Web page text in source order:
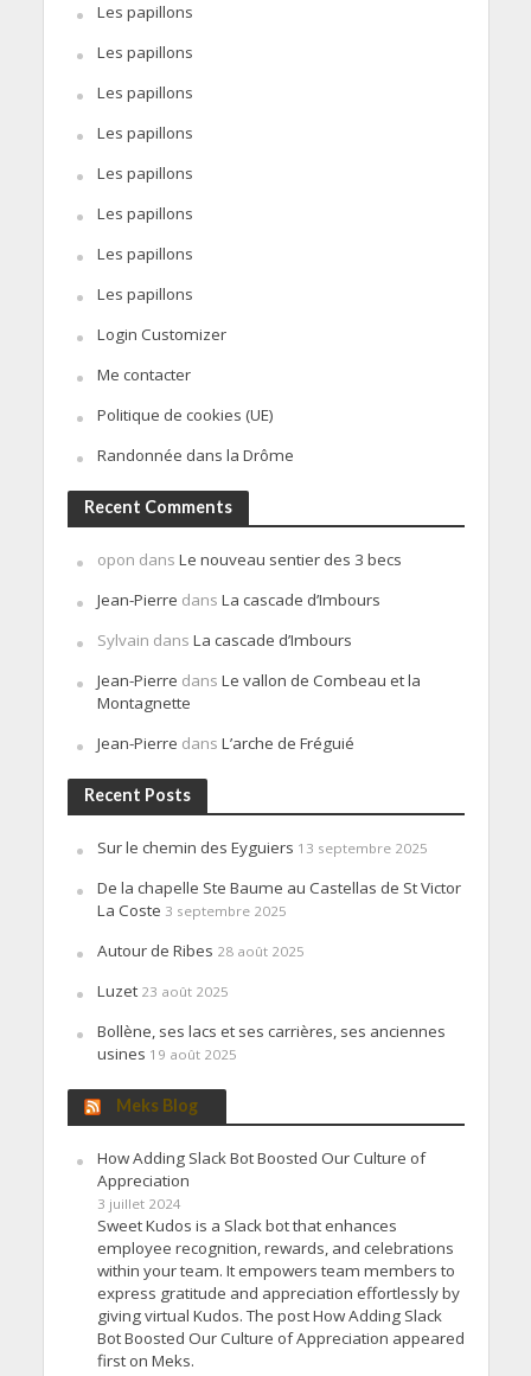
Les papillons
Les papillons
Les papillons
Les papillons
Les papillons
Les papillons
Les papillons
Les papillons
Login Customizer
Me contacter
Politique de cookies (UE)
Randonnée dans la Drôme
Recent Comments
opon dans Le nouveau sentier des 3 becs
Jean-Pierre dans La cascade d’Imbours
Sylvain dans La cascade d’Imbours
Jean-Pierre dans Le vallon de Combeau et la
Montagnette
Jean-Pierre dans L’arche de Fréguié
Recent Posts
Sur le chemin des Eyguiers 13 septembre 2025
De la chapelle Ste Baume au Castellas de St Victor
La Coste 3 septembre 2025
Autour de Ribes 28 août 2025
Luzet 23 août 2025
Bollène, ses lacs et ses carrières, ses anciennes
usines 19 août 2025
Meks Blog
How Adding Slack Bot Boosted Our Culture of
Appreciation
3 juillet 2024
Sweet Kudos is a Slack bot that enhances
employee recognition, rewards, and celebrations
within your team. It empowers team members to
express gratitude and appreciation effortlessly by
giving virtual Kudos. The post How Adding Slack
Bot Boosted Our Culture of Appreciation appeared
first on Meks.